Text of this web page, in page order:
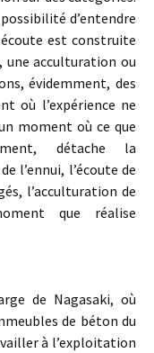
d’entendre
est construite
une acculturation ou
évidemment, des
où l’expérience ne
moment où ce que
détache la
l’ennui, l’écoute de
l’acculturation de
que réalise
de Nagasaki, où
de béton du
à l’exploitation